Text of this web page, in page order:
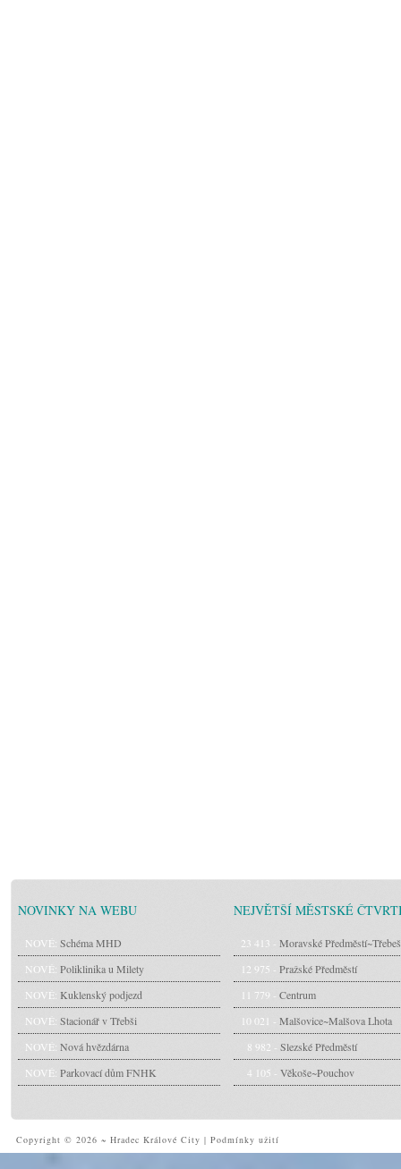
NOVINKY NA WEBU
NOVÉ: Schéma MHD
NOVÉ: Poliklinika u Milety
NOVÉ: Kuklenský podjezd
NOVÉ: Stacionář v Třebši
NOVÉ: Nová hvězdárna
NOVÉ: Parkovací dům FNHK
NEJVĚTŠÍ MĚSTSKÉ
23 413 - Moravské Předměstí~Třebeš
12 975 - Pražské Předměstí
11 779 - Centrum
10 021 - Malšovice~Malšova Lhota
8 982 - Slezské Předměstí
4 105 - Věkoše~Pouchov
Copyright © 2026 ~ Hradec Králové City | Podmínky užití